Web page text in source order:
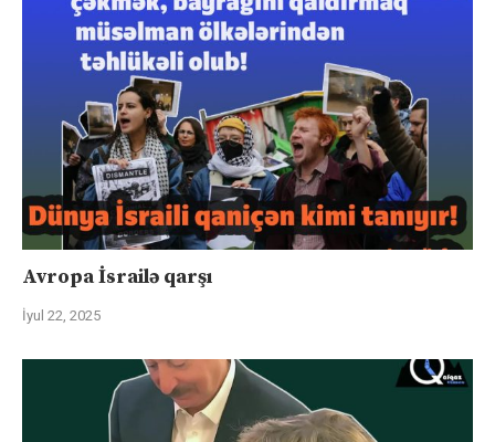
Avropa İsrailə qarşı
İyul 22, 2025